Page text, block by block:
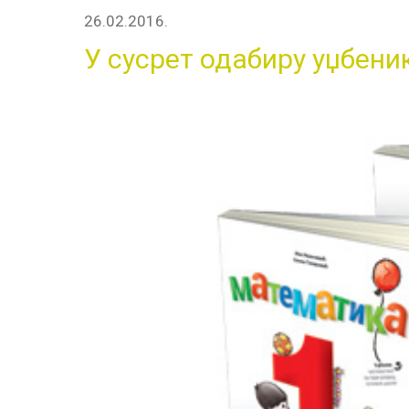
26.02.2016.
У сусрет одабиру